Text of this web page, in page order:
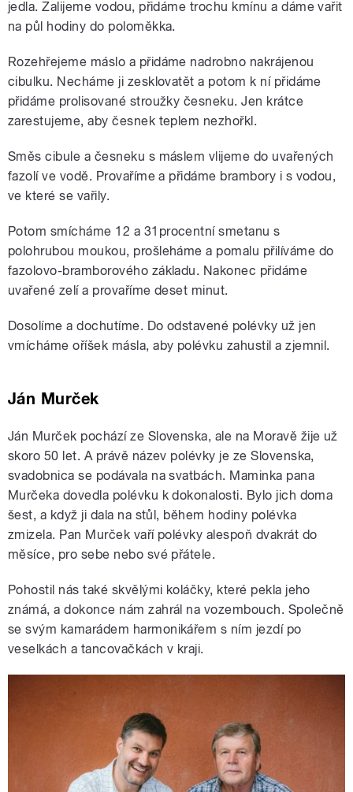
jedla. Zalijeme vodou, přidáme trochu kmínu a dáme vařit
na půl hodiny do poloměkka.
Rozehřejeme máslo a přidáme nadrobno nakrájenou
cibulku. Necháme ji zesklovatět a potom k ní přidáme
přidáme prolisované stroužky česneku. Jen krátce
zarestujeme, aby česnek teplem nezhořkl.
Směs cibule a česneku s máslem vlijeme do uvařených
fazolí ve vodě. Provaříme a přidáme brambory i s vodou,
ve které se vařily.
Potom smícháme 12 a 31procentní smetanu s
polohrubou moukou, prošleháme a pomalu přilíváme do
fazolovo-bramborového základu. Nakonec přidáme
uvařené zelí a provaříme deset minut.
Dosolíme a dochutíme. Do odstavené polévky už jen
vmícháme oříšek másla, aby polévku zahustil a zjemnil.
Ján Murček
Ján Murček pochází ze Slovenska, ale na Moravě žije už
skoro 50 let. A právě název polévky je ze Slovenska,
svadobnica se podávala na svatbách. Maminka pana
Murčeka dovedla polévku k dokonalosti. Bylo jich doma
šest, a když ji dala na stůl, během hodiny polévka
zmizela. Pan Murček vaří polévky alespoň dvakrát do
měsíce, pro sebe nebo své přátele.
Pohostil nás také skvělými koláčky, které pekla jeho
známá, a dokonce nám zahrál na vozembouch. Společně
se svým kamarádem harmonikářem s ním jezdí po
veselkách a tancovačkách v kraji.